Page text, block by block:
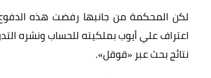
اعتراف علي أيوب بملكيته للحساب ونشره
نتائج بحث عبر «قوقل».